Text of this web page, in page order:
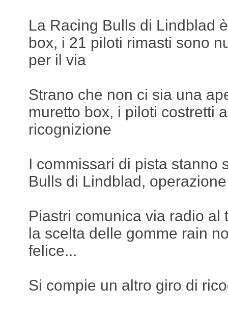
La Racing Bulls di Lindblad
box, i 21 piloti rimasti sono
per il via
Strano che non ci sia una
muretto box, i piloti costretti
ricognizione
I commissari di pista stanno
Bulls di Lindblad,
Piastri comunica via radio al
la scelta delle gomme rain
felice...
Si compie un altro giro di